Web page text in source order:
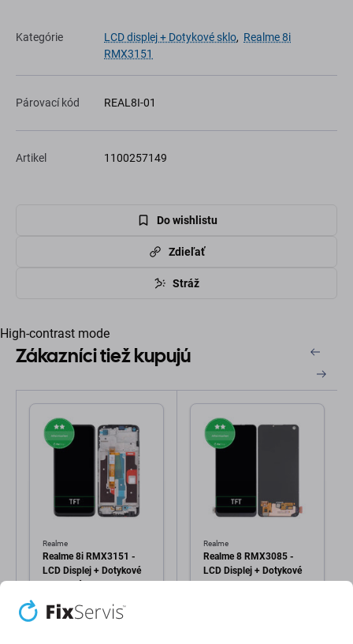
Kategórie LCD displej + Dotykové sklo, Realme 8i
RMX3151
Párovací kód REAL8I-01
Artikel 1100257149
Do wishlistu
Zdieľať
Stráž
High-contrast mode
Zákazníci tiež kupujú
Realme
Realme 8i RMX3151 -
LCD Displej + Dotykové
24,98 €
Realme
Realme 8 RMX3085 -
LCD Displej + Dotykové